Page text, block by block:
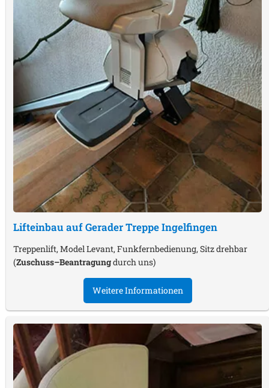
Lifteinbau auf Gerader TreppeIngelfingen
Treppenlift, Model Levant, Funkfernbedienung, Sitz drehbar
(Zuschuss–Beantragungdurch uns)
Weitere Informationen